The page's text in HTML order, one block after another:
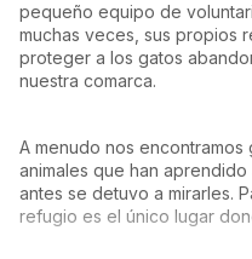
pequeño equipo de
muchas veces, sus propios
proteger a los gatos
nuestra comarca.
A menudo nos
animales que han
antes se detuvo a mirarles.
refugio es el único lugar